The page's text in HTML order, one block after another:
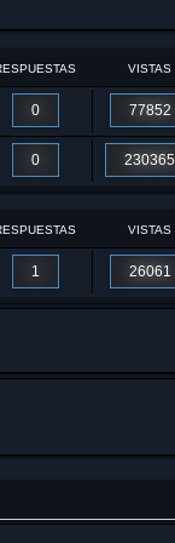
VISTAS
0 77852
0 230365
VISTAS
1 26061